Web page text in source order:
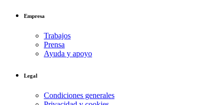
Empresa
Trabajos
Prensa
Ayuda y apoyo
Legal
Condiciones generales